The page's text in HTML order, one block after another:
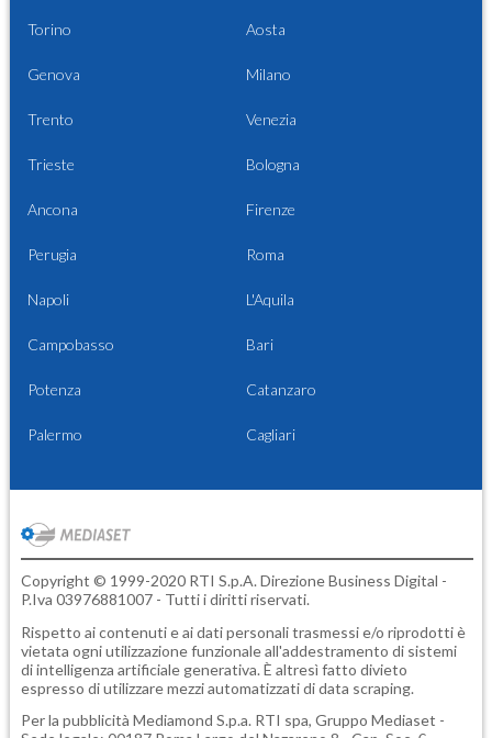
Torino Aosta
Genova Milano
Trento Venezia
Trieste Bologna
Ancona Firenze
Perugia Roma
Napoli L'Aquila
Campobasso Bari
Potenza Catanzaro
Palermo Cagliari
Copyright © 1999-2020 RTI S.p.A. Direzione Business Digital -
P.Iva 03976881007 - Tutti i diritti riservati.
Rispetto ai contenuti e ai dati personali trasmessi e/o riprodotti è
vietata ogni utilizzazione funzionale all'addestramento di sistemi
di intelligenza artificiale generativa. È altresì fatto divieto
espresso di utilizzare mezzi automatizzati di data scraping.
Per la pubblicità Mediamond S.p.a. RTI spa, Gruppo Mediaset -